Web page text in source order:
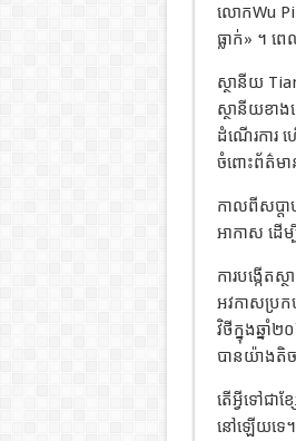
លោកWu
ធ្លាក់» ។ ព
ស្ថានីយ
ស្ថានីយខា
ដំណើរការ
ចំពោះព័ត៌ម
កាលពីសប្ត
អាកាស ដើម្
ការបង្កើត
អវកាសប្រ
វិថីក្នុងឆ្នាំ
បានយ៉ាងតិច
តើអ្វីទៅជា
នៅឡើយទេ